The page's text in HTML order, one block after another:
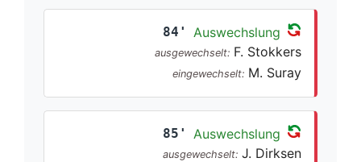
84' Auswechslung
ausgewechselt: F. Stokkers
eingewechselt: M. Suray
85' Auswechslung
ausgewechselt: J. Dirksen